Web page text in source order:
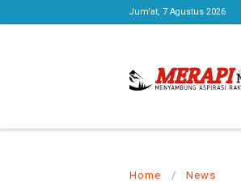
Jum'at, 7 Agustus 2026
Home / News